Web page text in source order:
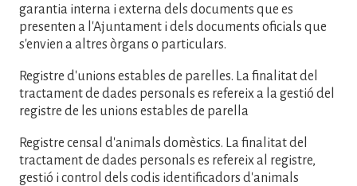
garantia interna i externa dels documents que es
presenten a l'Ajuntament i dels documents oficials que
s'envien a altres òrgans o particulars.
Registre d'unions estables de parelles. La finalitat del
tractament de dades personals es refereix a la gestió del
registre de les unions estables de parella
Registre censal d'animals domèstics. La finalitat del
tractament de dades personals es refereix al registre,
gestió i control dels codis identificadors d'animals